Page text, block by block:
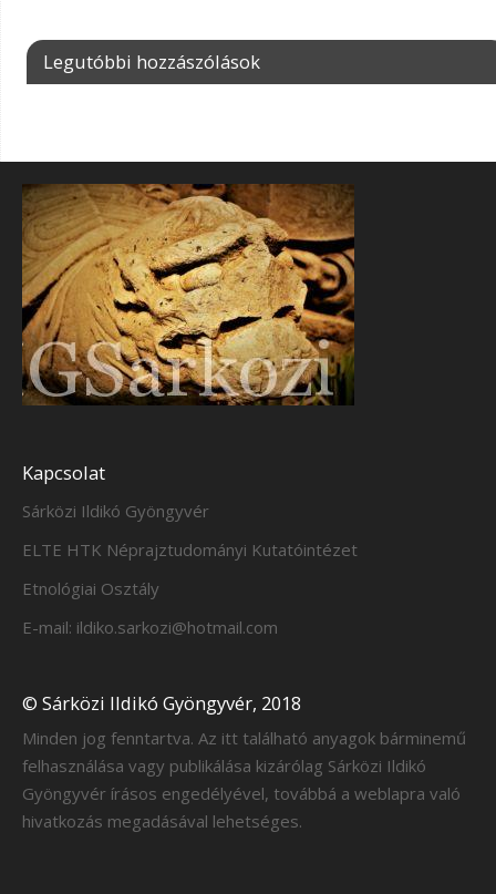
Legutóbbi hozzászólások
Kapcsolat
Sárközi Ildikó Gyöngyvér
ELTE HTK Néprajztudományi Kutatóintézet
Etnológiai Osztály
E-mail: ildiko.sarkozi@hotmail.com
© Sárközi Ildikó Gyöngyvér, 2018
Minden jog fenntartva. Az itt található anyagok bárminemű
felhasználása vagy publikálása kizárólag Sárközi Ildikó
Gyöngyvér írásos engedélyével, továbbá a weblapra való
hivatkozás megadásával lehetséges.